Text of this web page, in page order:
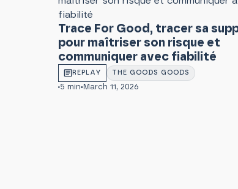
Trace For Good, tracer sa
pour maîtriser son risque et
communiquer avec fiabilité
REPLAY THE GOODS GOODS
5 min March 11, 2026